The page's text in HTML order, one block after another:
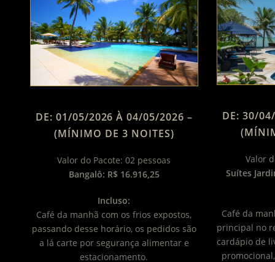
DE: 01/05/2026 À 04/05/2026 –
(MÍNIMO DE 3 NOITES)
Valor do Pacote: 02 pessoas
Bangalô: R$ 16.916,25
Incluso:
Café da manhã com os frios expostos,
passando desse horário, os pedidos são
a lá carte por segurança alimentar e
estacionamento.
DE: 30/
Valor
Suítes
Café da
principal no
cardápio de